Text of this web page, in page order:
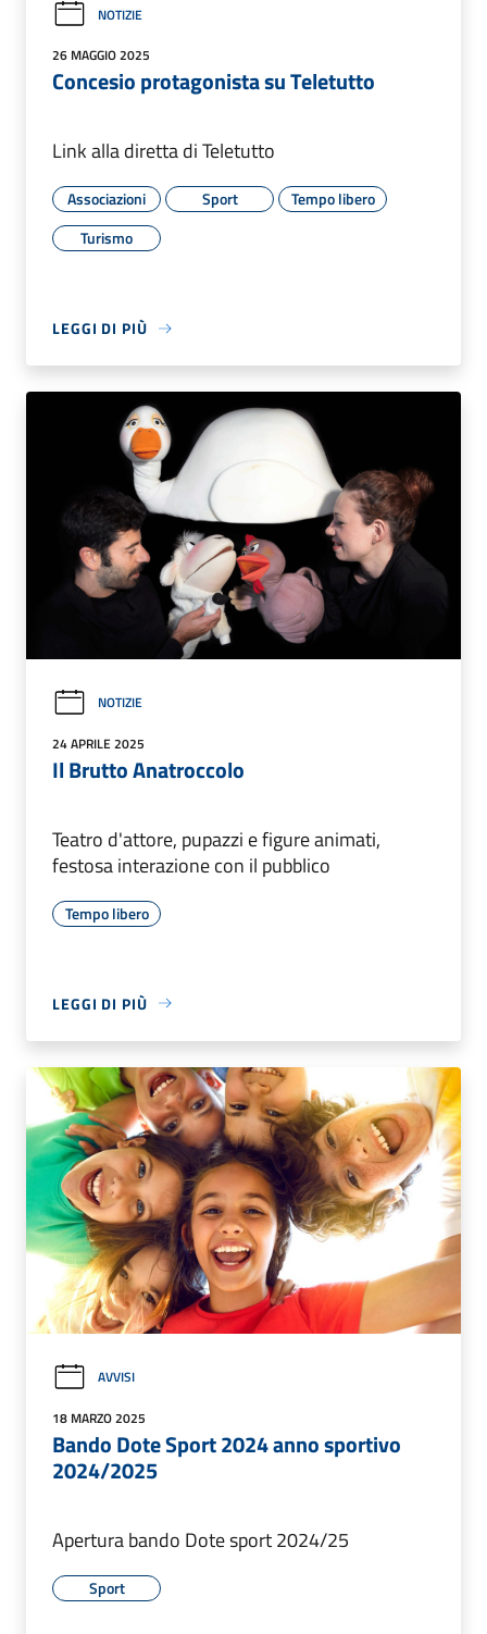
NOTIZIE
26 MAGGIO 2025
Concesio protagonista su Teletutto
Link alla diretta di Teletutto
Associazioni Sport
Tempo libero
Turismo
LEGGI DI PIÙ
NOTIZIE
24 APRILE 2025
Il Brutto Anatroccolo
Teatro d'attore, pupazzi e figure animati,
festosa interazione con il pubblico
Tempo libero
LEGGI DI PIÙ
AVVISI
18 MARZO 2025
Bando Dote Sport 2024 anno sportivo
2024/2025
Apertura bando Dote sport 2024/25
Sport